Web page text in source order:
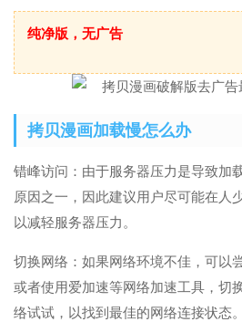
纯净版，无广告
拷贝漫画加载慢怎么办
错峰访问：由于服务器压力是导致加
原因之一，因此建议用户尽可能在人
以减轻服务器压力。
切换网络：如果网络环境不佳，可以
或者使用爱加速等网络加速工具，切
络试试，以找到最佳的网络连接状态。